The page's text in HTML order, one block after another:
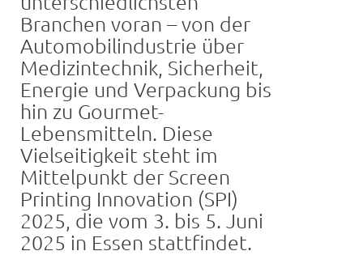
Branchen voran – von der
Automobilindustrie über
Medizintechnik, Sicherheit,
Energie und Verpackung bis
hin zu Gourmet-
Lebensmitteln. Diese
Vielseitigkeit steht im
Mittelpunkt der Screen
Printing Innovation (SPI)
2025, die vom 3. bis 5. Juni
2025 in Essen stattfindet.